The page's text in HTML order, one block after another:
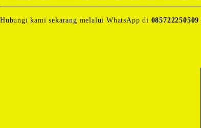
Hubungi kami sekarang melalui WhatsApp di 085722250509